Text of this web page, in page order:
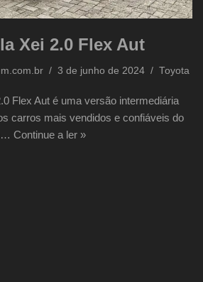
Xei 2.0 Flex Aut
3 de junho de 2024 Toyota
Flex Aut é uma versão intermediária
carros mais vendidos e confiáveis do
Continue a ler »